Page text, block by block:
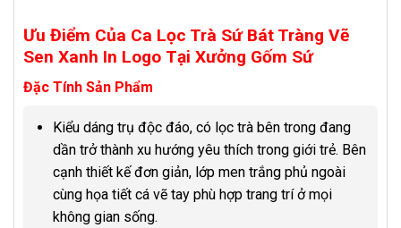
Ưu Điểm Của Ca Lọc Trà Sứ Bát Tràng Vẽ
Sen Xanh In Logo Tại Xưởng Gốm Sứ
Đặc Tính Sản Phẩm
Kiểu dáng trụ độc đáo, có lọc trà bên trong đang
dần trở thành xu hướng yêu thích trong giới trẻ. Bên
cạnh thiết kế đơn giản, lớp men trắng phủ ngoài
cùng họa tiết cá vẽ tay phù hợp trang trí ở mọi
không gian sống.